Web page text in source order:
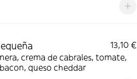
13,10 €
crema de cabrales, tomate,
queso cheddar